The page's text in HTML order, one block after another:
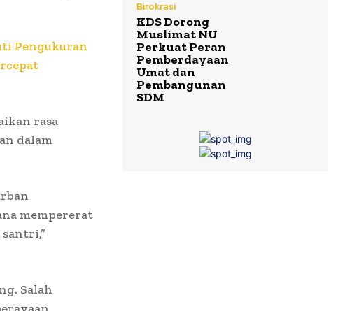
Pengukuran
rasa
dalam
mempererat
Salah
Birokrasi
KDS Dorong
Muslimat NU
Perkuat Peran
Pemberdayaan
Umat dan
Pembangunan
SDM